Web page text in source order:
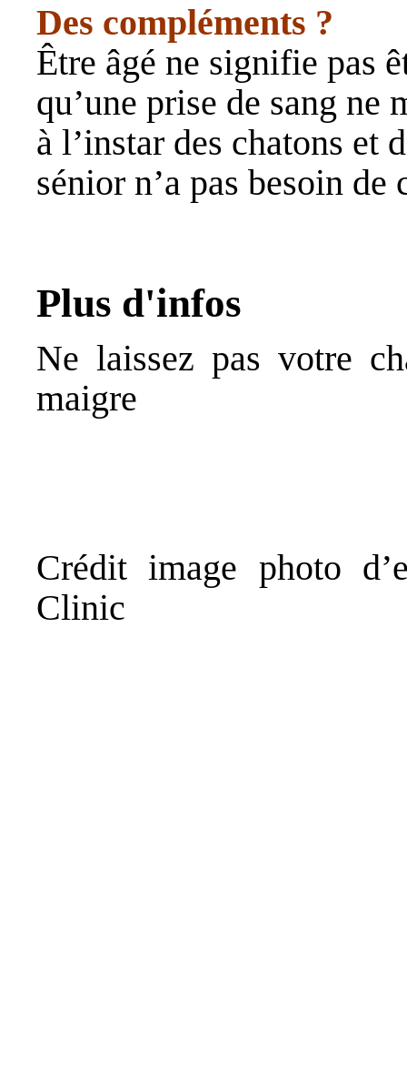
Des compléments ?
Être âgé ne signifie pas
qu’une prise de sang ne
à l’instar des chatons et
sénior n’a pas besoin de
Plus d'infos
Ne laissez pas votre
maigre
Crédit image photo
Clinic